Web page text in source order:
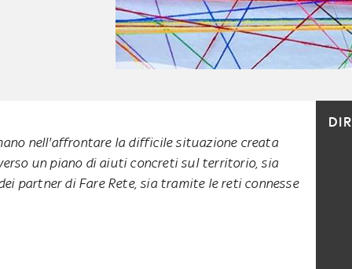
nell'affrontare la difficile situazione creata
un piano di aiuti concreti sul territorio, sia
partner di Fare Rete, sia tramite le reti connesse